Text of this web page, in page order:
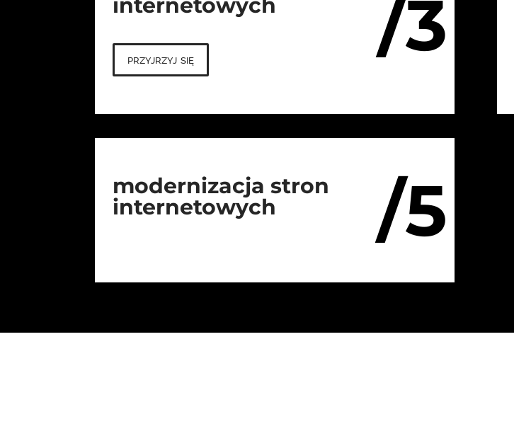
/3
internetowych
przyjrzyj się
/5
modernizacja stron
internetowych